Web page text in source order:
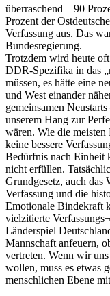
überraschend – 90
Prozent der
Verfassung aus. Das
Bundesregierung.
Trotzdem wird heute
DDR-Spezifika in das
müssen, es hätte eine
und West einander
gemeinsamen
unserem Hang zur
wären. Wie die
keine bessere
Bedürfnis nach Einheit
nicht erfüllen.
Grundgesetz, auch das
Verfassung und die
Emotionale Bindekraft
vielzitierte
Länderspiel
Mannschaft anfeuern,
vertreten. Wenn wir
wollen, muss es etwas
menschlichen Ebene